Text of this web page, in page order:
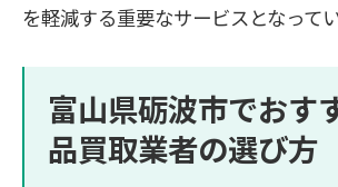
を軽減する重要なサービスとなってい
富山県砺波市でおす
品買取業者の選び方